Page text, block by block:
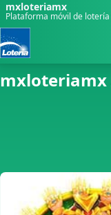
mxloteriamx
Plataforma móvil de
mxloteriamx